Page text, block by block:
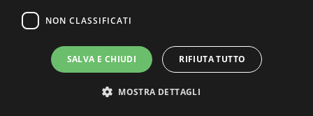
NON CLASSIFICATI
SALVA E CHIUDI RIFIUTA TUTTO
MOSTRA DETTAGLI